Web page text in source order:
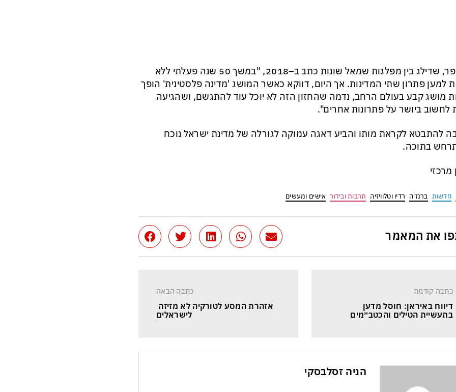
הסופר, שדילג בין מפלגות שמאל שונות כתב ב–2018, "במשך 50 שנה פעלתי ללא
למען פתרון שתי המדינות. אך היום, דווקא כאשר המושג 'מדינה פלסטינית' הופך
מושג קבע בעולם הרחב, נדמה שהחזון הזה לא יוכל עוד להתגשם, ושהגיעה
לחשוב ביושר על פתרונות אחרים".
להתבטא לקראת מותו והביע דאגה עמוקה לגורלה של מדינת ישראל נוכח
בתוכה.
מרכזי
חדשות ברנז'ה רדיו וטלוויזיה תרבות ובידור אישים ומעשים
את המאמר
כתבה קודמת
דיווח באיראן: חוסל מדען
בתעשיית הטילים והכטב״מים
כתבה הבאה
אזהרת המסע לטורקיה לא מזיזה
לישראלים
הניה זסלבסקי